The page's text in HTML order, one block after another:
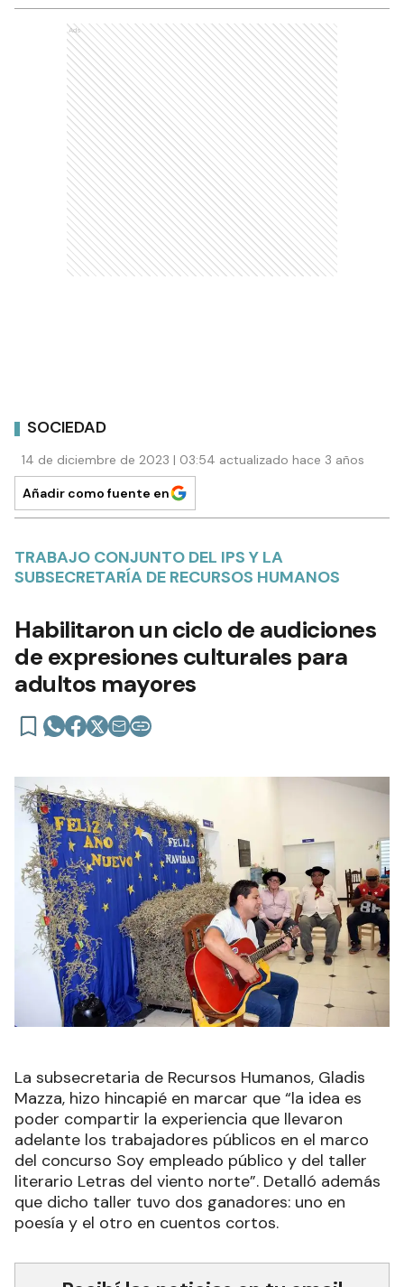
Ads
SOCIEDAD
14 de diciembre de 2023 | 03:54 actualizado hace 3 años
Añadir como fuente en
TRABAJO CONJUNTO DEL IPS Y LA
SUBSECRETARÍA DE RECURSOS HUMANOS
Habilitaron un ciclo de audiciones
de expresiones culturales para
adultos mayores
La subsecretaria de Recursos Humanos, Gladis
Mazza, hizo hincapié en marcar que “la idea es
poder compartir la experiencia que llevaron
adelante los trabajadores públicos en el marco
del concurso Soy empleado público y del taller
literario Letras del viento norte”. Detalló además
que dicho taller tuvo dos ganadores: uno en
poesía y el otro en cuentos cortos.